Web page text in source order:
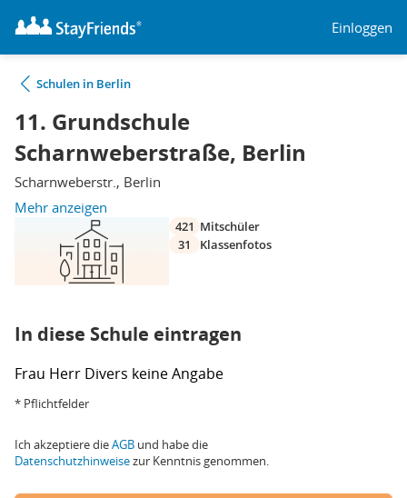
Einloggen
Schulen in Berlin
11. Grundschule
Scharnweberstraße, Berlin
Scharnweberstr., Berlin
Mehr anzeigen
421 Mitschüler
31
Klassenfotos
In diese Schule eintragen
Frau Herr Divers keine Angabe
* Pflichtfelder
Ich akzeptiere dieAGB und habe die
Datenschutzhinweisezur Kenntnis genommen.